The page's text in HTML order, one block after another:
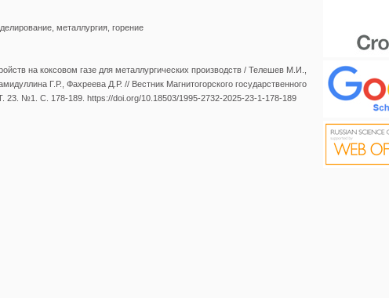
металлургия, горение
на коксовом газе для металлургических производств / Телешев М.И.,
Г.Р., Фахреева Д.Р. // Вестник Магнитогорского государственного
23. №1. С. 178-189. https://doi.org/10.18503/1995-2732-2025-23-1-178-189